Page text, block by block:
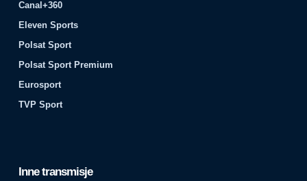
Canal+360
Eleven Sports
Polsat Sport
Polsat Sport Premium
Eurosport
TVP Sport
Inne transmisje